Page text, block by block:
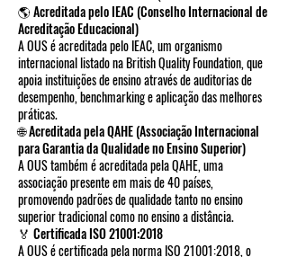
🌎 Acreditada pelo IEAC (Conselho Internacional de
Acreditação Educacional)
A OUS é acreditada pelo IEAC, um organismo
internacional listado na British Quality Foundation, que
apoia instituições de ensino através de auditorias de
desempenho, benchmarking e aplicação das melhores
práticas.
🌐 Acreditada pela QAHE (Associação Internacional
para Garantia da Qualidade no Ensino Superior)
A OUS também é acreditada pela QAHE, uma
associação presente em mais de 40 países,
promovendo padrões de qualidade tanto no ensino
superior tradicional como no ensino a distância.
🏅 Certificada ISO 21001:2018
A OUS é certificada pela norma ISO 21001:2018, o